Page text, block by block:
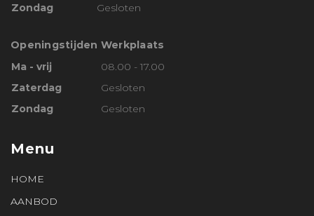
Zondag
Gesloten
Openingstijden Werkplaats
Ma - vrij
08.00 - 17.00
Zaterdag
Gesloten
Zondag
Gesloten
Menu
HOME
AANBOD